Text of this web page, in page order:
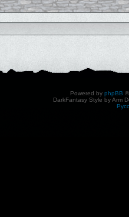
Powered by phpBB
DarkFantasy Style by Arm